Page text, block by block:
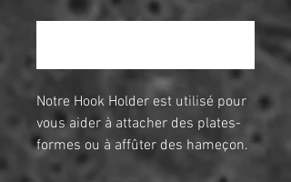
Me notifier lorsque cet article est
Notre Hook Holder est utilisé pour
vous aider à attacher des plates-
formes ou à affûter des hameçon.